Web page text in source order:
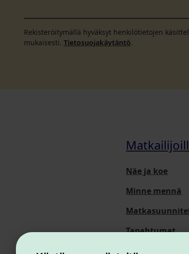
Rekisteröitymällä hyväksyt henkilötietojen
mukaisesti. Tietosuojakäytäntö.
Näe ja koe
Minne mennä
Tapahtumat
Meistä